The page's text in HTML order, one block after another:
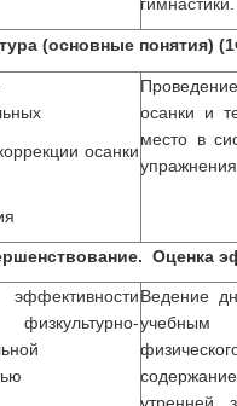
(основные понятия)
осанки
осанки и
место в
Оценка
Ведение
учебным